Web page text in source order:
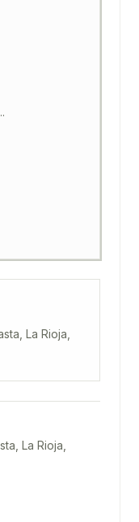
La Rioja,
La Rioja,